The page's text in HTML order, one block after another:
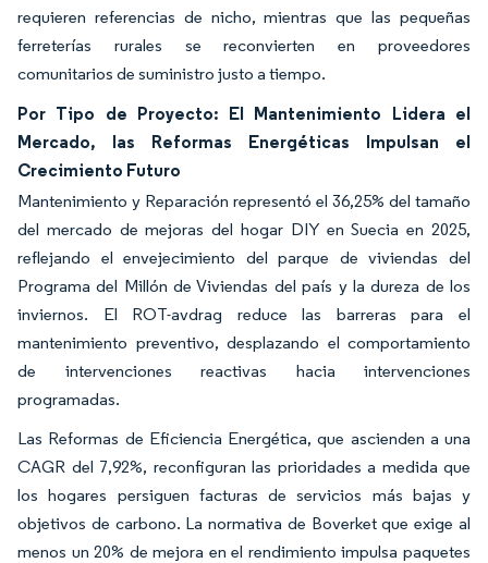
requieren referencias de nicho, mientras que las pequeñas
ferreterías rurales se reconvierten en proveedores
comunitarios de suministro justo a tiempo.
Por Tipo de Proyecto: El Mantenimiento Lidera el
Mercado, las Reformas Energéticas Impulsan el
Crecimiento Futuro
Mantenimiento y Reparación representó el 36,25% del tamaño
del mercado de mejoras del hogar DIY en Suecia en 2025,
reflejando el envejecimiento del parque de viviendas del
Programa del Millón de Viviendas del país y la dureza de los
inviernos. El ROT-avdrag reduce las barreras para el
mantenimiento preventivo, desplazando el comportamiento
de intervenciones reactivas hacia intervenciones
programadas.
Las Reformas de Eficiencia Energética, que ascienden a una
CAGR del 7,92%, reconfiguran las prioridades a medida que
los hogares persiguen facturas de servicios más bajas y
objetivos de carbono. La normativa de Boverket que exige al
menos un 20% de mejora en el rendimiento impulsa paquetes